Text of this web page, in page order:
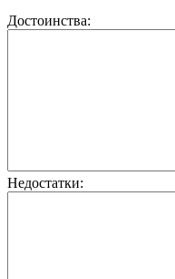
Достоинства:
Недостатки: